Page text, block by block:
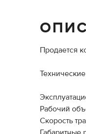
Продается
Рабочий
Скорость